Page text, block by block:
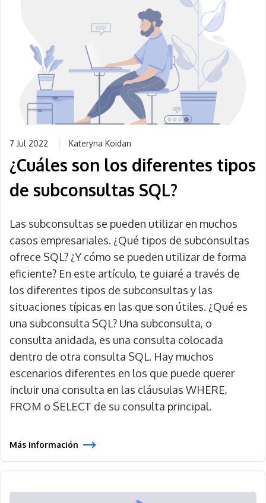
7 Jul 2022 Kateryna Koidan
¿Cuáles son los diferentes tipos
de subconsultas SQL?
Las subconsultas se pueden utilizar en muchos
casos empresariales. ¿Qué tipos de subconsultas
ofrece SQL? ¿Y cómo se pueden utilizar de forma
eficiente? En este artículo, te guiaré a través de
los diferentes tipos de subconsultas y las
situaciones típicas en las que son útiles. ¿Qué es
una subconsulta SQL? Una subconsulta, o
consulta anidada, es una consulta colocada
dentro de otra consulta SQL. Hay muchos
escenarios diferentes en los que puede querer
incluir una consulta en las cláusulas WHERE,
FROM o SELECT de su consulta principal.
Más información